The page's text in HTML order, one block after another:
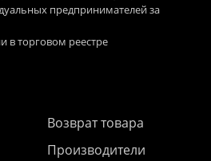
предпринимателей за
в торговом реестре
Возврат товара
Производители